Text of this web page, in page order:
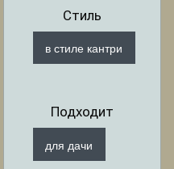
Стиль
в стиле кантри
Подходит
для дачи